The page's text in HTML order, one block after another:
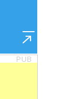
PUB